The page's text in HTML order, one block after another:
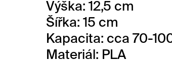
Výška: 12,5 cm
Šířka: 15 cm
Kapacita: cca 70-
Materiál: PLA